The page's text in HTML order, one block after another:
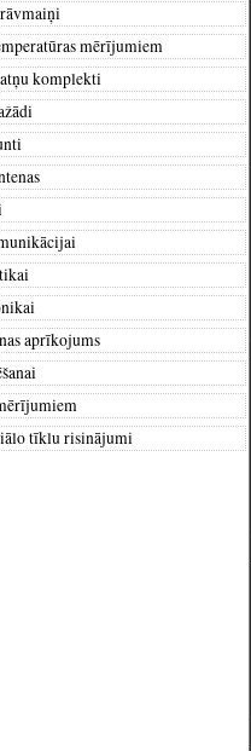
mērījumiem
komplekti
aprīkojums
tīklu risinājumi